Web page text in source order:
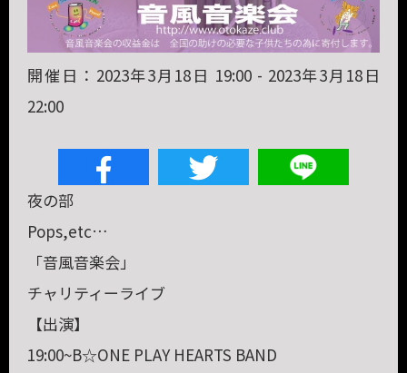
開催日：2023年3月18日 19:00 - 2023年3月18日
22:00
夜の部
Pops,etc…
「音風音楽会」
チャリティーライブ
【出演】
19:00~B☆ONE PLAY HEARTS BAND